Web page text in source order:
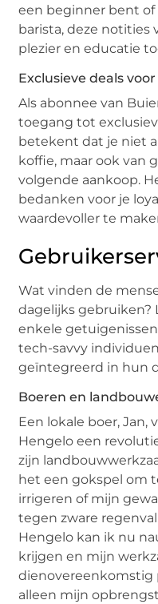
een beginner bent
barista, deze notities
plezier en educatie
Exclusieve deals
Als abonnee van
toegang tot
betekent dat je niet
koffie, maar ook van
volgende aankoop.
bedanken voor je
waardevoller te
Wat vinden de
dagelijks gebruiken?
enkele
tech-savvy
geïntegreerd in hun
Boeren en
Een lokale boer, Jan,
Hengelo een
zijn
het een gokspel om
irrigeren of mijn
tegen zware
Hengelo kan ik nu
krijgen en mijn
dienovereenkomstig
alleen mijn